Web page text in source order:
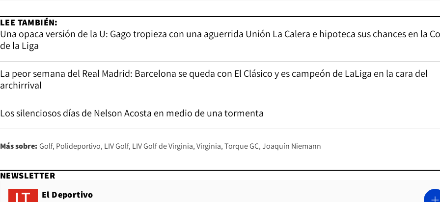
LEE TAMBIÉN:
Una opaca versión de la U: Gago tropieza con una aguerrida Unión La Calera e hipoteca sus chances en la
de la Liga
La peor semana del Real Madrid: Barcelona se queda con El Clásico y es campeón de LaLiga en la cara del
archirrival
Los silenciosos días de Nelson Acosta en medio de una tormenta
Más sobre: Golf Polideportivo LIV Golf LIV Golf de Virginia Virginia Torque GC Joaquín Niemann
NEWSLETTER
El Deportivo